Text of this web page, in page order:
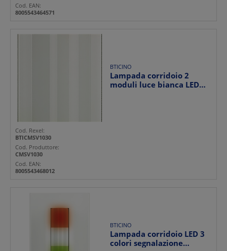
Cod. EAN:
8005543464571
BTICINO
Lampada corridoio 2
moduli luce bianca LED
Cod. Rexel:
BTICMSV1030
Cod. Produttore:
CMSV1030
Cod. EAN:
8005543468012
BTICINO
Lampada corridoio LED 3
colori segnalazione